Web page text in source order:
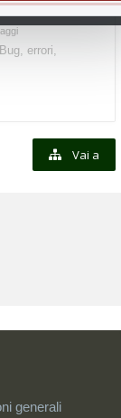
errori,
Vai a
generali